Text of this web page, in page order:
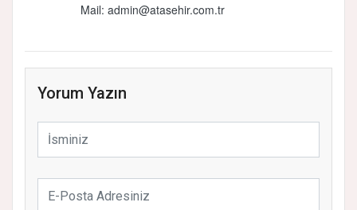
Mail: admin@atasehir.com.tr
Yorum Yazın